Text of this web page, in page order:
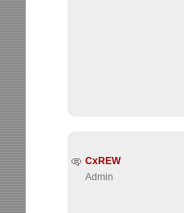
CxREW
Admin